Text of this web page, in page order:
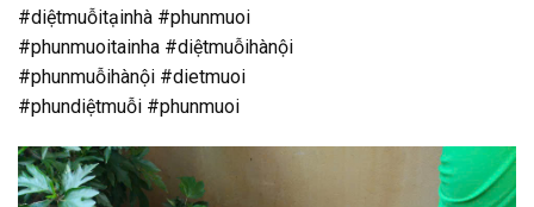
#diệtmuỗitạinhà #phunmuoi
#phunmuoitainha #diệtmuỗihànội
#phunmuỗihànội #dietmuoi
#phundiệtmuỗi #phunmuoi